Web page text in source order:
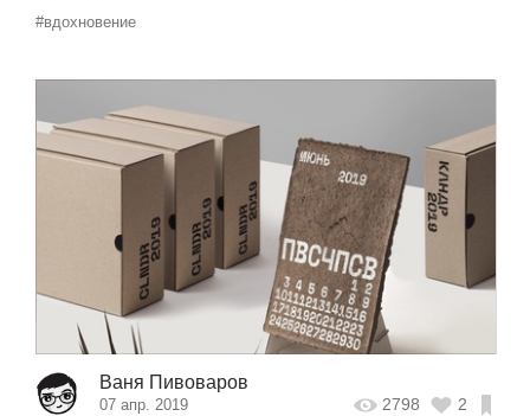
#вдохновение
Ваня Пивоваров
07 апр. 2019 2798 2